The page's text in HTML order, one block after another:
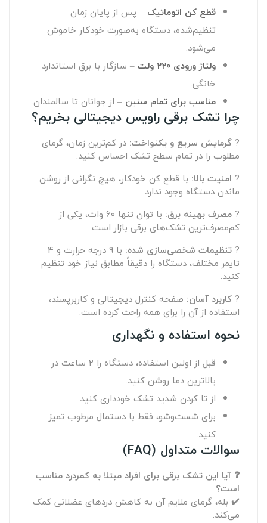
قطع کن اتوماتیک – پس از پایان زمان
تنظیم‌شده، دستگاه به‌صورت خودکار خاموش
می‌شود.
ولتاژ ورودی 220 ولت
– سازگار با برق استاندارد
خانگی.
مناسب برای تمام سنین – از جوانان تا سالمندان.
چرا تشک برقی راویس دیجیتالی بخریم؟
? گرمایش سریع و یکنواخت: در کم‌ترین زمان، گرمای
مطلوب را در تمام سطح تشک احساس کنید.
? امنیت بالا: با قطع کن خودکار، هیچ نگرانی از روشن
ماندن دستگاه وجود ندارد.
? مصرف بهینه برق:
با توان تنها 60 وات، یکی از
کم‌مصرف‌ترین تشک‌های برقی بازار است.
? تنظیمات شخصی‌سازی شده:
با 9 درجه حرارت و 4
تایمر مختلف، دستگاه را دقیقاً مطابق نیاز خود تنظیم
کنید.
? کاربرد آسان: صفحه کنترل دیجیتالی و کاربرپسند،
استفاده از آن را برای همه راحت کرده است.
نحوه استفاده و نگهداری
قبل از اولین استفاده، دستگاه را 2 ساعت در
بالاترین دما روشن کنید.
از تا کردن شدید تشک خودداری کنید.
برای شست‌وشو، فقط با دستمال مرطوب تمیز
کنید.
سوالات متداول (FAQ)
❓ آیا این تشک برقی برای افراد مبتلا به کمردرد مناسب
است؟
✔️ بله، گرمای ملایم آن به کاهش دردهای عضلانی کمک
می‌کند.